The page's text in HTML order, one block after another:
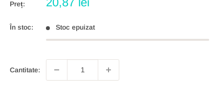
Preț:
În stoc: Stoc epuizat
Cantitate: